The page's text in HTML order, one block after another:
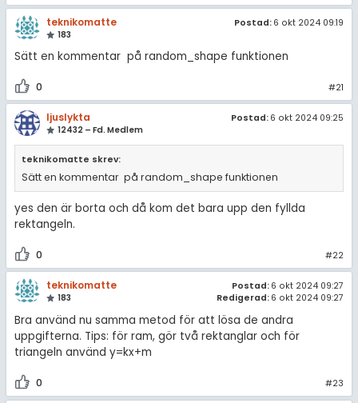
teknikomatte
183
Postad: 6 okt 2024 09:19
Sätt en kommentar på random_shape funktionen
0 #21
ljuslykta
12432 – Fd. Medlem
Postad: 6 okt 2024 09:25
teknikomatte skrev:
Sätt en kommentar på random_shape funktionen
yes den är borta och då kom det bara upp den fyllda
rektangeln.
0 #22
teknikomatte
183
Postad: 6 okt 2024 09:27
Redigerad: 6 okt 2024 09:27
Bra använd nu samma metod för att lösa de andra
uppgifterna. Tips: för ram, gör två rektanglar och för
triangeln använd y=kx+m
0 #23